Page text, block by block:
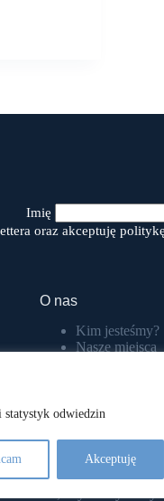
statystyk odwiedzin
Akceptuję
Imię
oraz akceptuję
O nas
Kim jesteśmy?
Nasze miejsca
Spilno Hub
Codziennie